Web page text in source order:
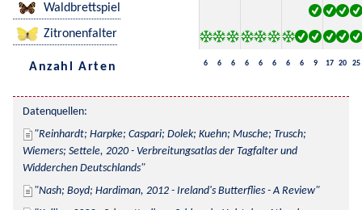
Waldbrettspiel
Zitronenfalter
Anzahl Arten 6 6 6 6 6 6 6 6 9 17 20 25
Datenquellen:
Reinhardt; Harpke; Caspari; Dolek; Kuehn; Musche; Trusch;
Wiemers; Settele, 2020 - Verbreitungsatlas der Tagfalter und
Widderchen Deutschlands
Nash; Boyd; Hardiman, 2012 - Ireland's Butterflies - A Review